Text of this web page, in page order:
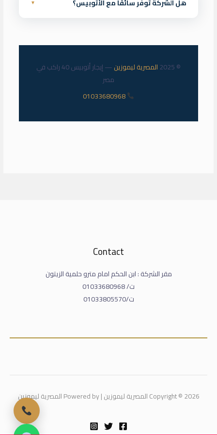
أسبوعين إلى ثلاثة في مواسم الإجازات والأعياد الرسمية لضمان
هل الشركة توفر سائقًا مع الأتوبيس؟ ▼
© 2025 المصرية ليموزين
— إيجار أتوبيس 40 راكب في
مصر
01033680968
Contact
مقر الشركة : ابن الحكم امام مترو حلمية الزيتون
ت/ 01033680968
ت/01033805570
Copyright © 2026 المصرية ليموزين | Powered by المصرية ليموزين